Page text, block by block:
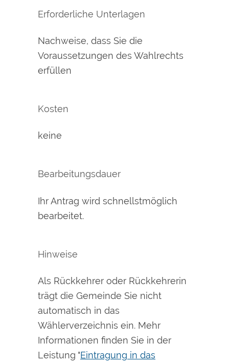
Erforderliche Unterlagen
Nachweise, dass Sie die
Voraussetzungen des Wahlrechts
erfüllen
Kosten
keine
Bearbeitungsdauer
Ihr Antrag wird schnellstmöglich
bearbeitet.
Hinweise
Als Rückkehrer oder Rückkehrerin
trägt die Gemeinde Sie nicht
automatisch in das
Wählerverzeichnis ein. Mehr
Informationen finden Sie in der
Leistung "Eintragung in das